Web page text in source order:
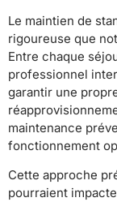
Le maintien de
rigoureuse que
Entre chaque
professionnel
garantir une
maintenance
fonctionnement
Cette approche
pourraient